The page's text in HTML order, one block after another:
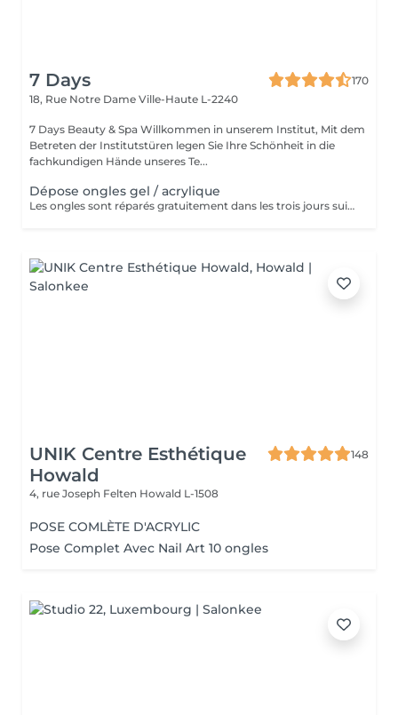
7 Days
170
18, Rue Notre Dame Ville-Haute L-2240
7 Days Beauty & Spa Willkommen in unserem Institut, Mit dem
Betreten der Institutstüren legen Sie Ihre Schönheit in die
fachkundigen Hände unseres Te...
Dépose ongles gel / acrylique
Les ongles sont réparés gratuitement dans les trois jours suivant le service ! A partir du quatrième jour la prestation est payante.
UNIK Centre Esthétique
Howald
148
4, rue Joseph Felten Howald L-1508
POSE COMLÈTE D'ACRYLIC
Pose Complet Avec Nail Art 10 ongles